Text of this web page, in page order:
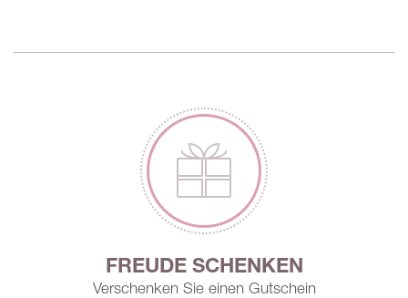
FREUDE SCHENKEN
Verschenken Sie einen Gutschein